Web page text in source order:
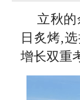
立秋
日炙烤,
增长双重